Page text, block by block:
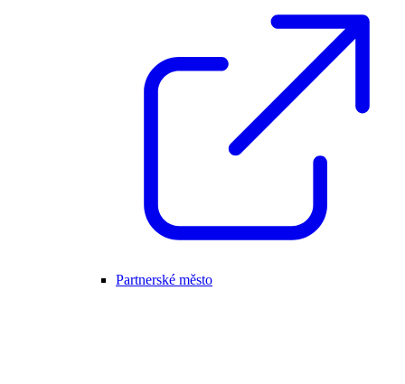
Partnerské město